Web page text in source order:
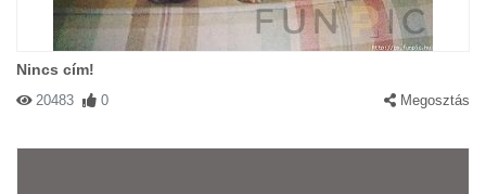
Nincs cím!
20483 0 Megosztás